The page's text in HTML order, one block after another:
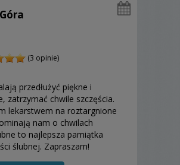
(3 opinie)
przedłużyć piękne i
zatrzymać chwile szczęścia.
lekarstwem na roztargnione
nam o chwilach
to najlepsza pamiątka
ślubnej. Zapraszam!